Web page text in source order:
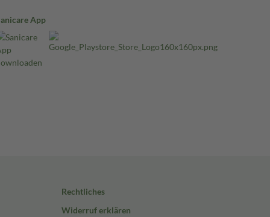
App
Rechtliches
Widerruf erklären